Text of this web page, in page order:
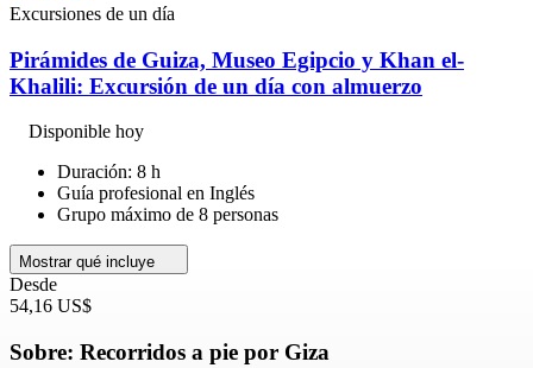
Excursiones de un día
Pirámides de Guiza, Museo Egipcio y Khan el-
Khalili: Excursión de un día con almuerzo
Disponible hoy
Duración: 8 h
Guía profesional en Inglés
Grupo máximo de 8 personas
Mostrar qué incluye
Desde
54,16 US$
Sobre: Recorridos a pie por Giza